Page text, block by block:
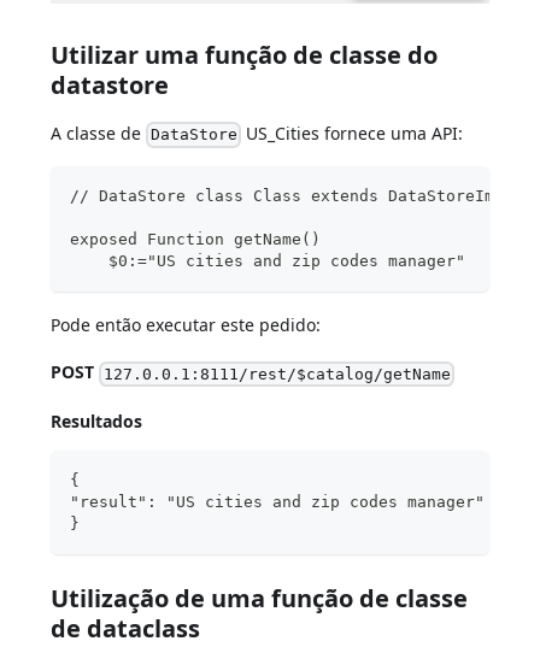
Utilizar uma função de classe do
datastore
A classe de DataStore US_Cities fornece uma API:
// DataStore class Class extends
exposed Function getName()
    $0:="US cities and zip codes manager"
Pode então executar este pedido:
POST 127.0.0.1:8111/rest/$catalog/getName
Resultados
{
"result": "US cities and zip codes manager"
}
Utilização de uma função de classe
de dataclass